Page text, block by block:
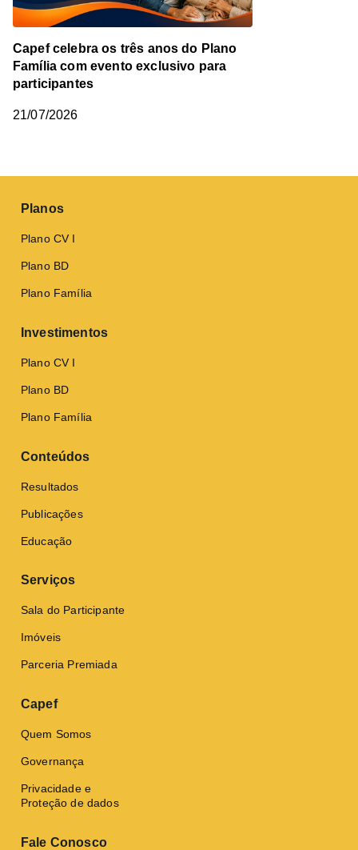
Capef celebra os três anos do Plano
Família com evento exclusivo para
participantes
21/07/2026
Planos
Plano CV I
Plano BD
Plano Família
Investimentos
Plano CV I
Plano BD
Plano Família
Conteúdos
Resultados
Publicações
Educação
Serviços
Sala do Participante
Imóveis
Parceria Premiada
Capef
Quem Somos
Governança
Privacidade e
Proteção de dados
Fale Conosco